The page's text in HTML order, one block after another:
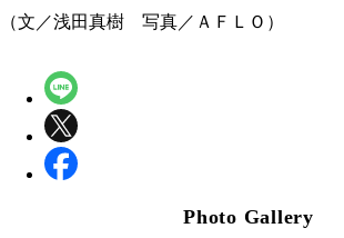
（文／浅田真樹 写真／ＡＦＬＯ）
Photo Gallery